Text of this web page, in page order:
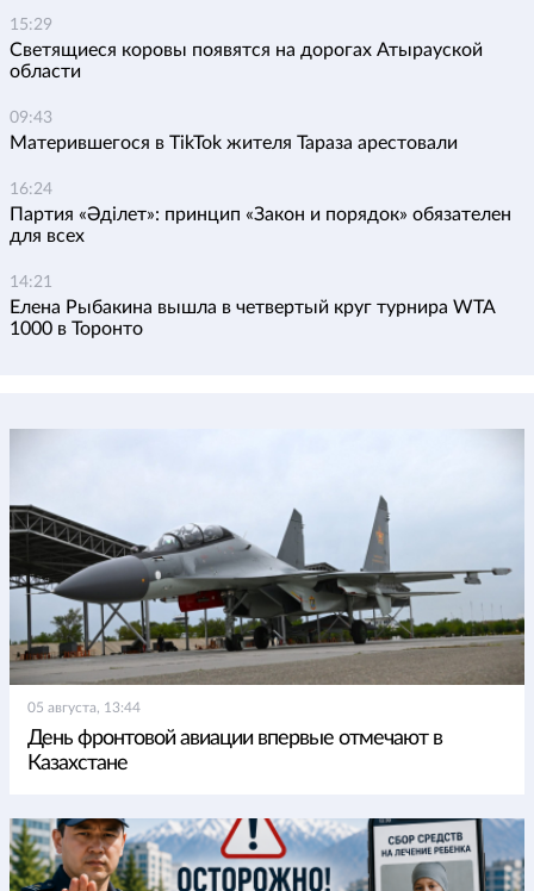
15:29
Светящиеся коровы появятся на дорогах Атырауской
области
09:43
Матерившегося в TikTok жителя Тараза арестовали
16:24
Партия «Әділет»: принцип «Закон и порядок» обязателен
для всех
14:21
Елена Рыбакина вышла в четвертый круг турнира WTA
1000 в Торонто
05 августа, 13:44
День фронтовой авиации впервые отмечают в
Казахстане